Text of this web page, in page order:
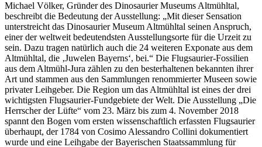
Michael Völker, Gründer des Dinosaurier Museums Altmühltal,
beschreibt die Bedeutung der Ausstellung: „Mit dieser Sensation
unterstreicht das Dinosaurier Museum Altmühltal seinen Anspruch,
einer der weltweit bedeutendsten Ausstellungsorte für die Urzeit zu
sein. Dazu tragen natürlich auch die 24 weiteren Exponate aus dem
Altmühltal, die ‚Juwelen Bayerns‘, bei.“ Die Flugsaurier-Fossilien
aus dem Altmühl-Jura zählen zu den besterhaltenen bekannten ihrer
Art und stammen aus den Sammlungen renommierter Museen sowie
privater Leihgeber. Die Region um das Altmühltal ist eines der drei
wichtigsten Flugsaurier-Fundgebiete der Welt. Die Ausstellung „Die
Herrscher der Lüfte“ vom 23. März bis zum 4. November 2018
spannt den Bogen vom ersten wissenschaftlich erfassten Flugsaurier
überhaupt, der 1784 von Cosimo Alessandro Collini dokumentiert
wurde und eine Leihgabe der Bayerischen Staatssammlung für